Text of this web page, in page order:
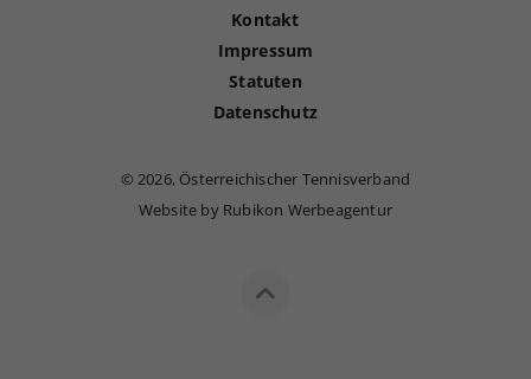
Kontakt
Impressum
Statuten
Datenschutz
©2026, Österreichischer Tennisverband
Website by Rubikon Werbeagentur